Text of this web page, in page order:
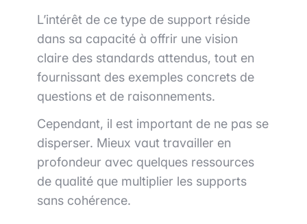
L’intérêt de ce type de support réside
dans sa capacité à offrir une vision
claire des standards attendus, tout en
fournissant des exemples concrets de
questions et de raisonnements.
Cependant, il est important de ne pas se
disperser. Mieux vaut travailler en
profondeur avec quelques ressources
de qualité que multiplier les supports
sans cohérence.